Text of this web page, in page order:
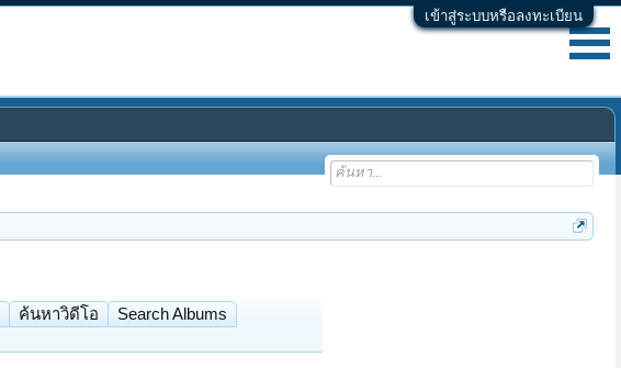
เข้าสู่ระบบหรือลงทะเบียน
ค้นหาวิดีโอ
Search Albums